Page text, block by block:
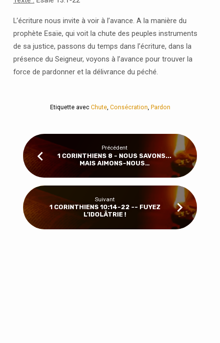
L’écriture nous invite à voir à l’avance. A la manière du
prophète Esaïe, qui voit la chute des peuples instruments
de sa justice, passons du temps dans l’écriture, dans la
présence du Seigneur, voyons à l’avance pour trouver la
force de pardonner et la délivrance du péché.
Etiquette avec Chute, Consécration, Pardon
Précédent
1 CORINTHIENS 8 - NOUS SAVONS...
MAIS AIMONS-NOUS…
Suivant
1 CORINTHIENS 10:14-22 -- FUYEZ
L’IDOLÂTRIE !